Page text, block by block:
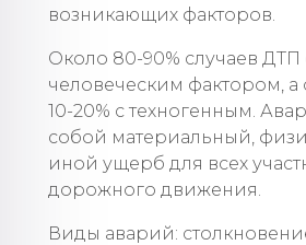
возникающих факторов.
Около 80-90% случаев ДТП
человеческим фактором, а
10-20% с техногенным.
собой материальный,
иной ущерб для всех
дорожного движения.
Виды аварий: